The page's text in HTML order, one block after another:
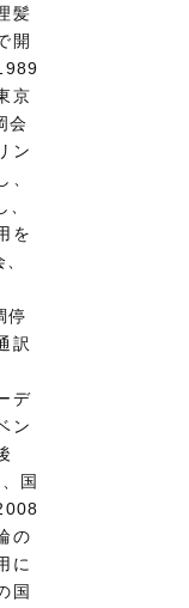
髪
開
京
会
ン
、
を
停
訳
デ
ン
国
の
に
国